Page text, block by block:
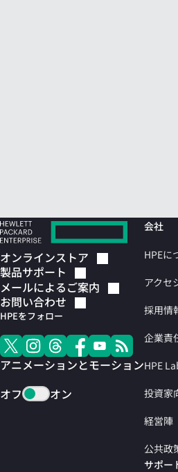
オンラインストア
製品サポート
メールによるご案内
お問い合わせ
HPEをフォロー
アニメーションとモーション
オフ
オン
会社
HPEに
アクセ
採用情
企業責
HPE
投資家
経営陣
公共政
サポー